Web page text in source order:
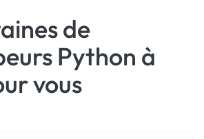
de
Python à
vous